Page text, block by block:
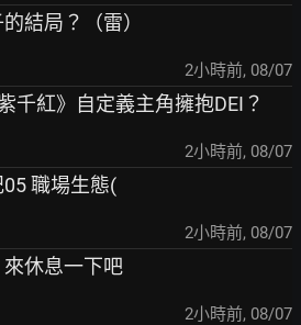
結局？（雷）
2小時前, 08/07
千紅》自定義主角擁抱DEI？
2小時前, 08/07
職場生態(
2小時前, 08/07
來休息一下吧
2小時前, 08/07